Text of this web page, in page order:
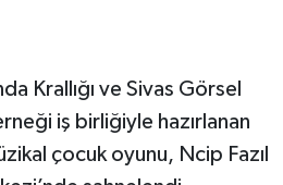
Krallığı ve Sivas Görsel
iş birliğiyle hazırlanan
çocuk oyunu, Ncip Fazıl